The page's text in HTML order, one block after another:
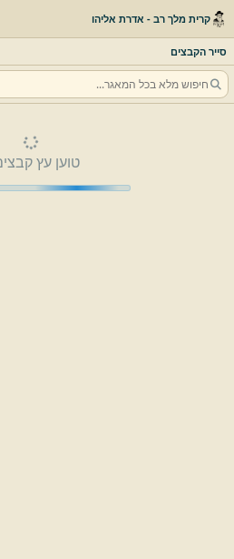
קרית מלך רב - אדרת אליהו
סייר הקבצים
טוען עץ